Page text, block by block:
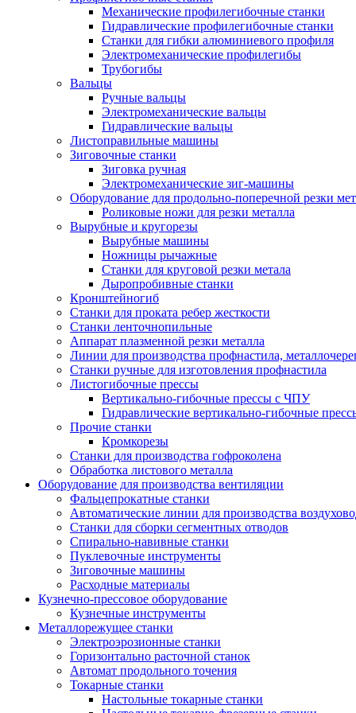
Механические профилегибочные станки
Гидравлические профилегибочные станки
Станки для гибки алюминиевого профиля
Электромеханические профилегибы
Трубогибы
Вальцы
Ручные вальцы
Электромеханические вальцы
Гидравлические вальцы
Листоправильные машины
Зиговочные станки
Зиговка ручная
Электромеханические зиг-машины
Оборудование для продольно-поперечной резки
Роликовые ножи для резки металла
Вырубные и кругорезы
Вырубные машины
Ножницы рычажные
Станки для круговой резки метала
Дыропробивные станки
Кронштейногиб
Станки для проката ребер жесткости
Станки ленточнопильные
Аппарат плазменной резки металла
Линии для производства профнастила,
Станки ручные для изготовления профнастила
Листогибочные прессы
Вертикально-гибочные прессы с ЧПУ
Гидравлические вертикально-гибочные
Прочие станки
Кромкорезы
Станки для производства гофроколена
Обработка листового металла
Оборудование для производства вентиляции
Фальцепрокатные станки
Автоматические линии для производства
Станки для сборки сегментных отводов
Спирально-навивные станки
Пуклевочные инструменты
Зиговочные машины
Расходные материалы
Кузнечно-прессовое оборудование
Кузнечные инструменты
Металлорежущее станки
Электроэрозионные станки
Горизонтально расточной станок
Автомат продольного точения
Токарные станки
Настольные токарные станки